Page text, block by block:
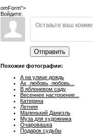
omForm">
Войдите:
Отправить
Похожие фотографии:
А на улице дождь
Ах, любовь, любовь...
В яблоневом саду
Весеннее настроение...
Катерина
Летняя
Маленький Даниэль
Муза для художника
Очаровашка
Подарок судьбы